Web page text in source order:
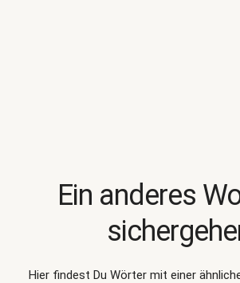
Ein anderes
Hier findest Du Wörter mit einer